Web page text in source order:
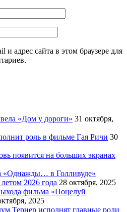
и адрес сайта в этом браузере для
«Дом у дороги» 31 октября,
роль в фильме Гая Ричи 30
появится на больших экранах
«Однажды… в Голливуде»
2026 года 28 октября, 2025
фильма «Поцелуй
2025
Тернер исполнят главные роли